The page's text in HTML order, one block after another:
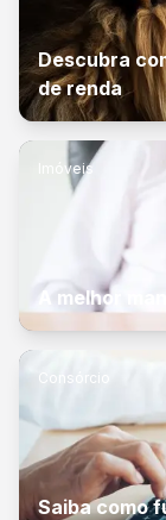
Descubra
de renda
Imóveis
A melhor
Consórcio
Saiba como